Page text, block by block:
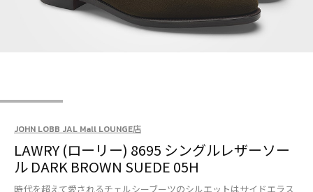
JOHN LOBB JAL Mall LOUNGE店
LAWRY (ローリー) 8695 シングルレザーソー
ル DARK BROWN SUEDE 05H
時代を超えて愛されるチェルシーブーツのシルエットはサイドエラス